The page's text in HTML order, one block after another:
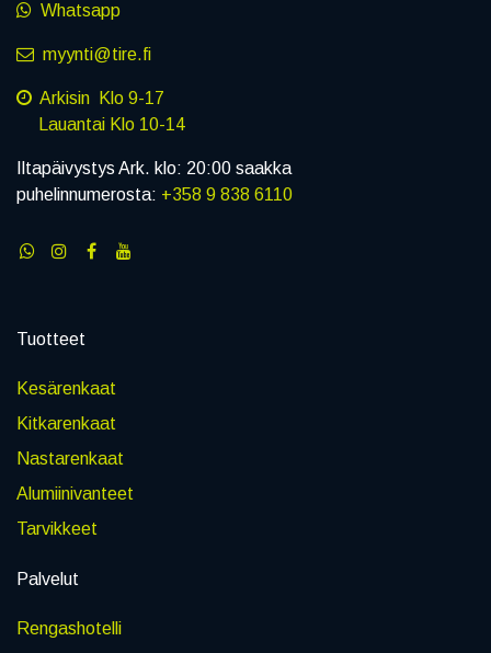
Whatsapp
myynti@tire.fi
Arkisin Klo 9-17
Lauantai Klo 10-14
Iltapäivystys Ark. klo: 20:00 saakka
puhelinnumerosta: +358 9 838 6110
Tuotteet
Kesärenkaat
Kitkarenkaat
Nastarenkaat
Alumiinivanteet
Tarvikkeet
Palvelut
Rengashotelli